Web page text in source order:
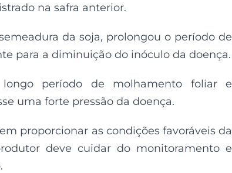
na safra anterior.
da soja, prolongou o período de
para a diminuição do inóculo da doença.
período de molhamento foliar e
uma forte pressão da doença.
proporcionar as condições favoráveis da
deve cuidar do monitoramento e